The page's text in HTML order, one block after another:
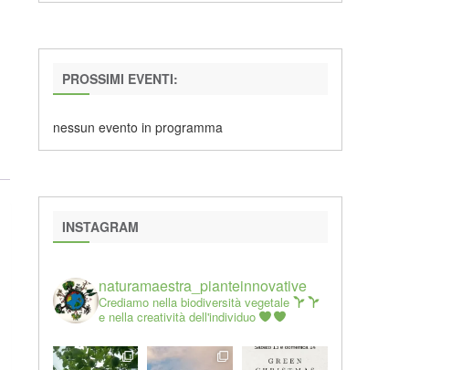
PROSSIMI EVENTI:
nessun evento in programma
INSTAGRAM
naturamaestra_pianteinnovative
Crediamo nella biodiversità vegetale
e nella creatività dell'individuo